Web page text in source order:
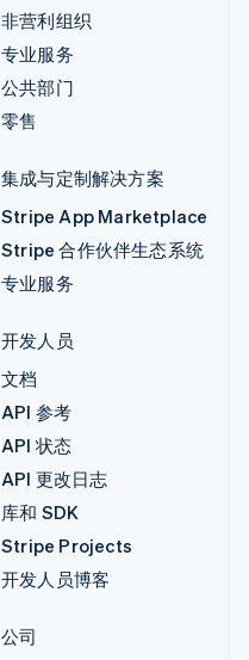
非营利组织
专业服务
公共部门
零售
集成与定制解决方案
Stripe App Marketplace
Stripe 合作伙伴生态系统
专业服务
开发人员
文档
API 参考
API 状态
API 更改日志
库和 SDK
Stripe Projects
开发人员博客
公司